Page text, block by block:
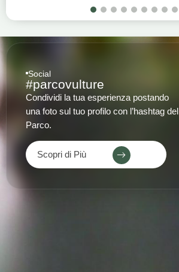
4 5 6 7 8 9
Social
#parcovulture
Condividi la tua esperienza postando
una foto sul tuo profilo con l’hashtag del
Parco.
Scopri di Più